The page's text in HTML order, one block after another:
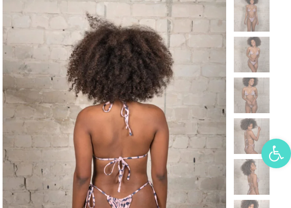
פתח סרגל נגישות